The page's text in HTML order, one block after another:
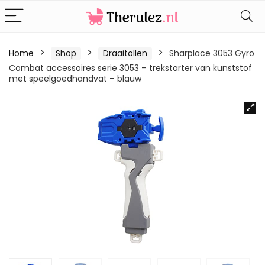
Home Shop Draaitollen
Sharplace 3053 Gyro
Combat accessoires serie 3053 – trekstarter van kunststof
met speelgoedhandvat – blauw